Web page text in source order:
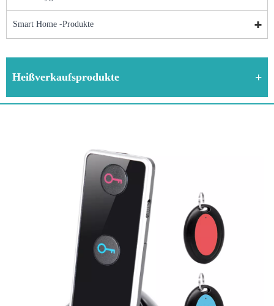
Smart Home -Produkte
Heißverkaufsprodukte